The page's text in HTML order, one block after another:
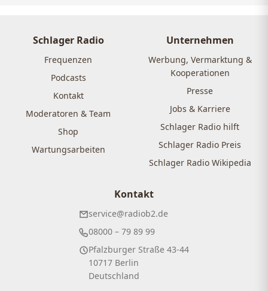
Schlager Radio
Frequenzen
Podcasts
Kontakt
Moderatoren & Team
Shop
Wartungsarbeiten
Unternehmen
Werbung, Vermarktung &
Kooperationen
Presse
Jobs & Karriere
Schlager Radio hilft
Schlager Radio Preis
Schlager Radio Wikipedia
Kontakt
service@radiob2.de
08000 – 79 89 99
Pfalzburger Straße 43-44
10717 Berlin
Deutschland